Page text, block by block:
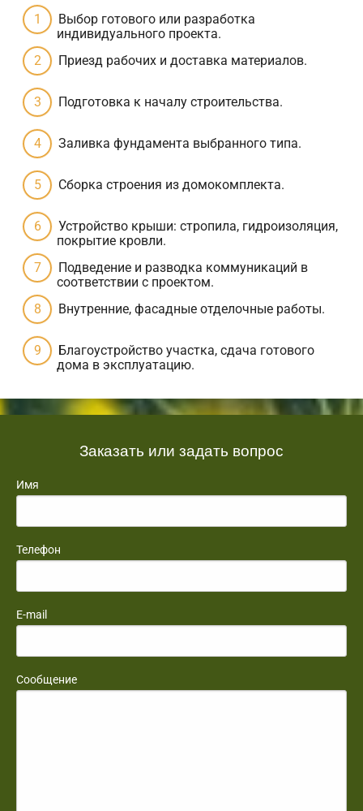
Выбор готового или разработка
индивидуального проекта.
Приезд рабочих и доставка материалов.
Подготовка к началу строительства.
Заливка фундамента выбранного типа.
Сборка строения из домокомплекта.
Устройство крыши: стропила, гидроизоляция,
покрытие кровли.
Подведение и разводка коммуникаций в
соответствии с проектом.
Внутренние, фасадные отделочные работы.
Благоустройство участка, сдача готового
дома в эксплуатацию.
Заказать или задать вопрос
Имя
Телефон
E-mail
Сообщение